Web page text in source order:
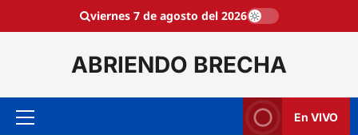
viernes 7 de agosto del 2026
ABRIENDO BRECHA
Menú
En VIVO